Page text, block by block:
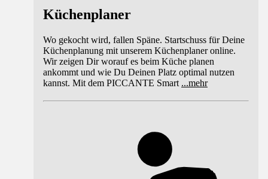
Küchenplaner
Wo gekocht wird, fallen Späne. Startschuss für Deine
Küchenplanung mit unserem Küchenplaner online.
Wir zeigen Dir worauf es beim Küche planen
ankommt und wie Du Deinen Platz optimal nutzen
kannst. Mit dem PICCANTE Smart ...mehr